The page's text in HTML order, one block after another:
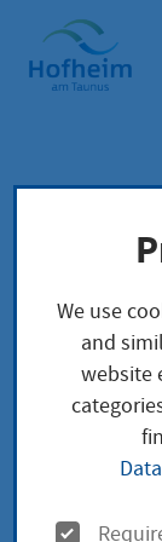
Home"
Aktuelles
We use
and
website
O